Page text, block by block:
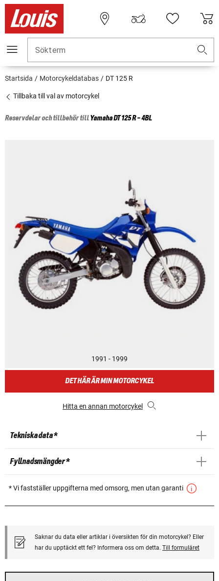
Sökterm
Startsida Motorcykeldatabas DT 125 R
Tillbaka till val av motorcykel
Reservdelar och tillbehör tillYamahaDT 125 R - 4BL
1991 - 1999
DET HÄR ÄR MIN MOTORCYKEL
Hitta en annan motorcykel
Tekniska data *
Fyllnadsmängder *
* Vi fastställer uppgifterna med omsorg, men utan garanti
Saknar du data eller artiklar i översikten för din motorcykel? Eller
har du upptäckt ett fel? Informera oss om detta. Till formuläret